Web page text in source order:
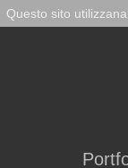
Questo sito